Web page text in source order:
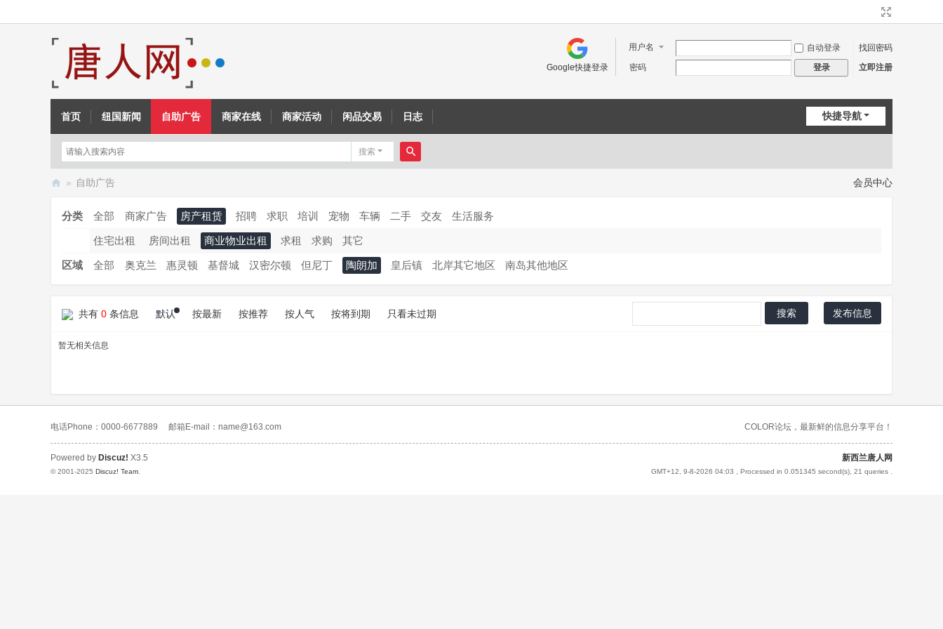
用户名 自动登录
找回密码
密码
登录 立即注册
Google快捷登录
快捷导航
首页 纽国新闻 自助广告 商家在线 商家活动 闲品交易 日志
搜索
搜
» 自助广告 会员中心
分类 全部 商家广告 房产租赁 招聘 求职 培训 宠物 车辆 二手 交友 生活服务
住宅出租 房间出租 商业物业出租 求租 求购 其它
区域 全部 奥克兰 惠灵顿 基督城 汉密尔顿 但尼丁 陶朗加 皇后镇 北岸其它地区 南岛其他地区
共有 0 条信息 默认 按最新 按推荐 按人气 按将到期 只看未过期 搜索 发布信息
暂无相关信息
电话Phone：0000-6677889 邮箱E-mail：name@163.com COLOR论坛，最新鲜的信息分享平台！
新西兰唐人网
GMT+12, 9-8-2026 04:03 , Processed in 0.051345 second(s), 21 queries .
Powered by Discuz! X3.5
© 2001-2025 Discuz! Team